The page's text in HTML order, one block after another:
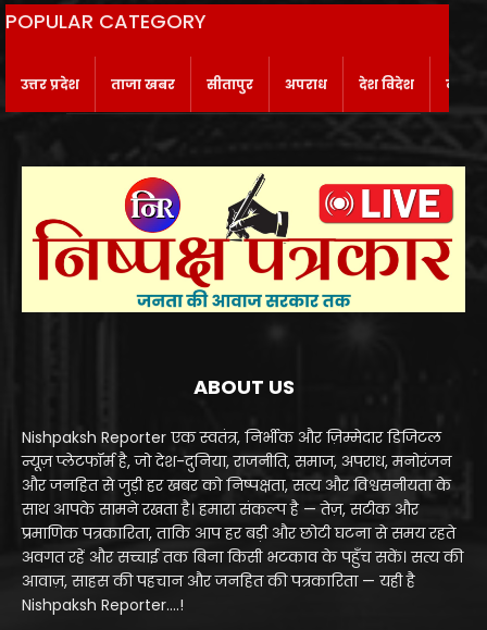
POPULAR CATEGORY
उत्तर प्रदेश ताजा खबर सीतापुर अपराध देश विदेश
ABOUT US
Nishpaksh Reporter एक स्वतंत्र, निर्भीक और ज़िम्मेदार डिजिटल
न्यूज़ प्लेटफॉर्म है, जो देश-दुनिया, राजनीति, समाज, अपराध, मनोरंजन
और जनहित से जुड़ी हर खबर को निष्पक्षता, सत्य और विश्वसनीयता के
साथ आपके सामने रखता है। हमारा संकल्प है — तेज़, सटीक और
प्रमाणिक पत्रकारिता, ताकि आप हर बड़ी और छोटी घटना से समय रहते
अवगत रहें और सच्चाई तक बिना किसी भटकाव के पहुँच सकें। सत्य की
आवाज़, साहस की पहचान और जनहित की पत्रकारिता — यही है
Nishpaksh Reporter....!